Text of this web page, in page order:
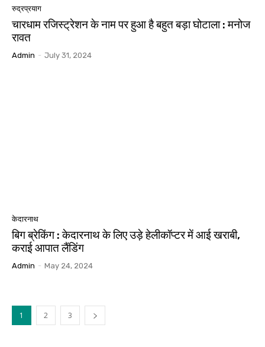
रुद्रप्रयाग
चारधाम रजिस्ट्रेशन के नाम पर हुआ है बहुत बड़ा घोटाला : मनोज
रावत
Admin - July 31, 2024
केदारनाथ
बिग ब्रेकिंग : केदारनाथ के लिए उड़े हेलीकॉप्टर में आई खराबी,
कराई आपात लैंडिंग
Admin - May 24, 2024
1 2 3